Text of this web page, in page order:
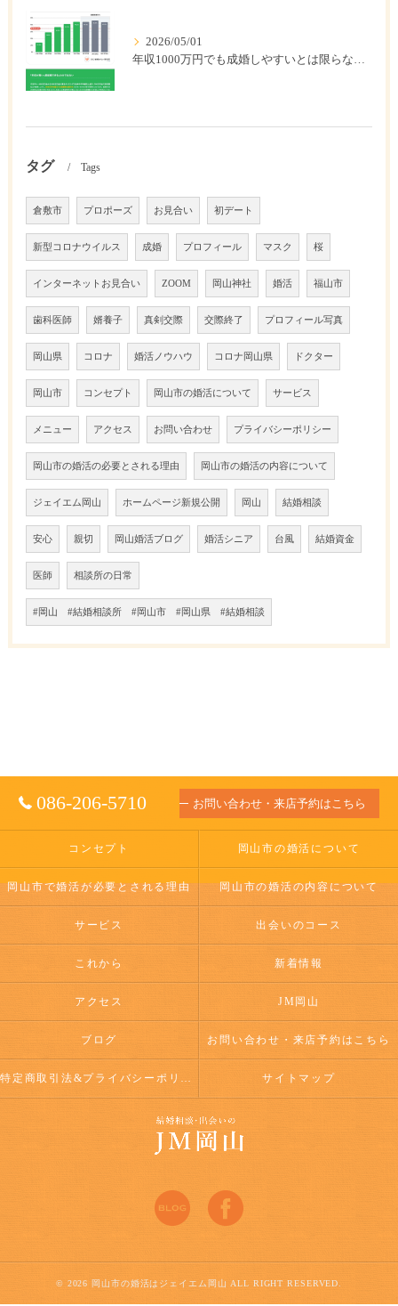
2026/05/01
年収1000万円でも成婚しやすいとは限らない? 「年収帯別の成婚率」のリアル
タグ Tags
倉敷市 プロポーズ お見合い 初デート
新型コロナウイルス 成婚 プロフィール マスク 桜
インターネットお見合い ZOOM 岡山神社 婚活 福山市
歯科医師 婿養子 真剣交際 交際終了 プロフィール写真
岡山県 コロナ 婚活ノウハウ コロナ岡山県 ドクター
岡山市 コンセプト 岡山市の婚活について サービス
メニュー アクセス お問い合わせ プライバシーポリシー
岡山市の婚活の必要とされる理由 岡山市の婚活の内容について
ジェイエム岡山 ホームページ新規公開 岡山 結婚相談
安心 親切 岡山婚活ブログ 婚活シニア 台風 結婚資金
医師 相談所の日常
#岡山 #結婚相談所 #岡山市 #岡山県 #結婚相談
086-206-5710 お問い合わせ・来店予約はこちら
コンセプト 岡山市の婚活について
岡山市で婚活が必要とされる理由 岡山市の婚活の内容について
サービス 出会いのコース
これから 新着情報
アクセス JM岡山
ブログ お問い合わせ・来店予約はこちら
特定商取引法&プライバシーポリシー サイトマップ
© 2026 岡山市の婚活はジェイエム岡山 ALL RIGHT RESERVED.